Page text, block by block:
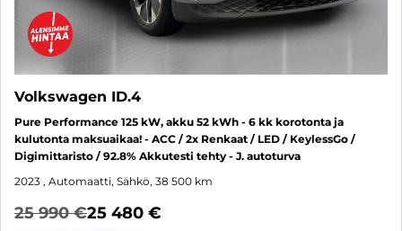
Volkswagen ID.4
Pure Performance 125 kW, akku 52 kWh - 6 kk korotonta ja
kulutonta maksuaikaa! - ACC / 2x Renkaat / LED / KeylessGo /
Digimittaristo / 92.8% Akkutesti tehty - J. autoturva
2023 , Automaatti, Sähkö, 38 500 km
25 990 €25 480 €